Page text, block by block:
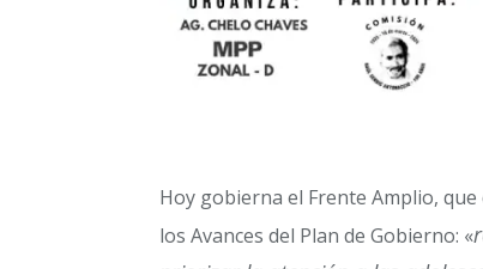
Hoy gobierna el Frente Amplio,
los Avances del Plan de Gobierno: «